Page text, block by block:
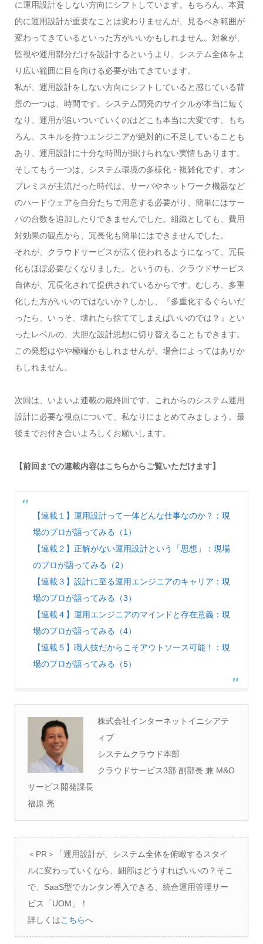
に運用設計をしない方向にシフトしています。もちろん、本質
的に運用設計が重要なことは変わりませんが、見るべき範囲が
変わってきているといった方がいいかもしれません。対象が、
監視や運用部分だけを設計するというより、システム全体をよ
り広い範囲に目を向ける必要が出てきています。
私が、運用設計をしない方向にシフトしていると感じている背
景の一つは、時間です。システム開発のサイクルが本当に短く
なり、運用が追いついていくのはどこも本当に大変です。もち
ろん、スキルを持つエンジニアが絶対的に不足していることも
あり、運用設計に十分な時間が掛けられない実情もあります。
そしてもう一つは、システム環境の多様化・複雑化です。オン
プレミスが主流だった時代は、サーバやネットワーク機器など
のハードウェアを自分たちで用意する必要がり、簡単にはサー
バの台数を追加したりできませんでした。組織としても、費用
対効果の観点から、冗長化も簡単にはできませんでした。
それが、クラウドサービスが広く使われるようになって、冗長
化もほぼ必要なくなりました。というのも、クラウドサービス
自体が、冗長化されて提供されているからです。むしろ、多重
化した方がいいのではないか？しかし、『多重化するぐらいだ
ったら、いっそ、壊れたら捨ててしまえばいいのでは？』とい
ったレベルの、大胆な設計思想に切り替えることもできます。
この発想はやや極端かもしれませんが、場合によってはありか
もしれません。
次回は、いよいよ連載の最終回です。これからのシステム運用
設計に必要な視点について、私なりにまとめてみましょう。最
後までお付き合いよろしくお願いします。
【前回までの連載内容はこちらからご覧いただけます】
【連載１】運用設計って一体どんな仕事なのか？：現
場のプロが語ってみる（1）
【連載２】正解がない運用設計という「思想」：現場
のプロが語ってみる（2）
【連載３】設計に至る運用エンジニアのキャリア：現
場のプロが語ってみる（3）
【連載４】運用エンジニアのマインドと存在意義：現
場のプロが語ってみる（4）
【連載５】職人技だからこそアウトソース可能！：現
場のプロが語ってみる（5）
株式会社インターネットイニシアテ
ィブ
システムクラウド本部
クラウドサービス3部 副部長 兼 M&O
サービス開発課長
福原 亮
＜PR＞「運用設計が、システム全体を俯瞰するスタイ
ルに変わっていくなら、細部はどうすればいいの？そこ
で、SaaS型でカンタン導入できる、統合運用管理サー
ビス「UOM」！
詳しくはこちらへ